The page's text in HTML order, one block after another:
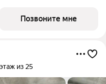
от Гранель» проект
Позвоните мне
из 25